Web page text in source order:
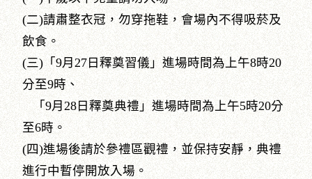
(二)請肅整衣冠，勿穿拖鞋，會場內不得吸菸及
飲食。
(三)「9月27日釋奠習儀」進場時間為上午8時20
分至9時、
「9月28日釋奠典禮」進場時間為上午5時20分
至6時。
(四)進場後請於參禮區觀禮，並保持安靜，典禮
進行中暫停開放入場。